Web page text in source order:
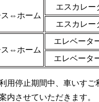
ス⇔ホーム
エスカレー
エスカレー
ス⇔ホーム
エレベータ
エレベータ
用停止期間中、車いすご
内させていただきます。